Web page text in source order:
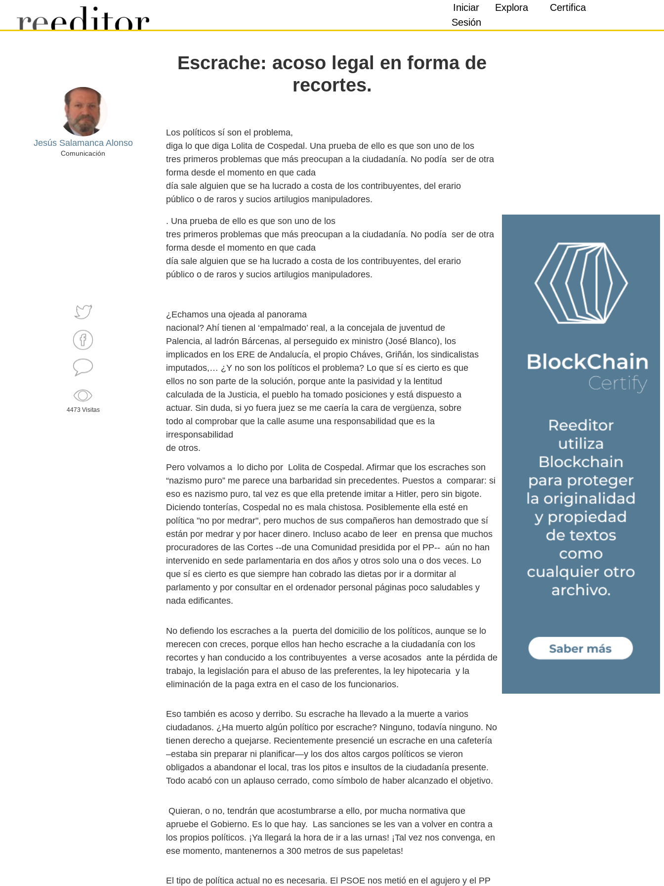
Iniciar
Sesión
Explora Certifica
Jesús Salamanca Alonso
Comunicación
Escrache: acoso legal en forma de
recortes.
Los políticos sí son el problema,
diga lo que diga Lolita de Cospedal. Una prueba de ello es que son uno de los
tres primeros problemas que más preocupan a la ciudadanía. No podía ser de otra
forma desde el momento en que cada
día sale alguien que se ha lucrado a costa de los contribuyentes, del erario
4473 Visitas
. Una prueba de ello es que son uno de los
tres primeros problemas que más preocupan a la ciudadanía. No podía ser de otra
forma desde el momento en que cada
día sale alguien que se ha lucrado a costa de los contribuyentes, del erario
público o de raros y sucios artilugios manipuladores.
¿Echamos una ojeada al panorama
nacional? Ahí tienen al ‘empalmado’ real, a la concejala de juventud de
Palencia, al ladrón Bárcenas, al perseguido ex ministro (José Blanco), los
implicados en los ERE de Andalucía, el propio Cháves, Griñán, los sindicalistas
imputados,… ¿Y no son los políticos el problema? Lo que sí es cierto es que
ellos no son parte de la solución, porque ante la pasividad y la lentitud
calculada de la Justicia, el pueblo ha tomado posiciones y está dispuesto a
actuar. Sin duda, si yo fuera juez se me caería la cara de vergüenza, sobre
todo al comprobar que la calle asume una responsabilidad que es la
irresponsabilidad
de otros.
Pero volvamos a lo dicho por Lolita de Cospedal. Afirmar que los escraches son
“nazismo puro” me parece una barbaridad sin precedentes. Puestos a comparar: si
eso es nazismo puro, tal vez es que ella pretende imitar a Hitler, pero sin bigote.
Diciendo tonterías, Cospedal no es mala chistosa. Posiblemente ella esté en
política "no por medrar", pero muchos de sus compañeros han demostrado que sí
están por medrar y por hacer dinero. Incluso acabo de leer en prensa que muchos
procuradores de las Cortes --de una Comunidad presidida por el PP-- aún no han
intervenido en sede parlamentaria en dos años y otros solo una o dos veces. Lo
que sí es cierto es que siempre han cobrado las dietas por ir a dormitar al
parlamento y por consultar en el ordenador personal páginas poco saludables y
nada edificantes.
No defiendo los escraches a la puerta del domicilio de los políticos, aunque se lo
merecen con creces, porque ellos han hecho escrache a la ciudadanía con los
recortes y han conducido a los contribuyentes a verse acosados ante la pérdida de
trabajo, la legislación para el abuso de las preferentes, la ley hipotecaria y la
eliminación de la paga extra en el caso de los funcionarios.
Eso también es acoso y derribo. Su escrache ha llevado a la muerte a varios
ciudadanos. ¿Ha muerto algún político por escrache? Ninguno, todavía ninguno. No
tienen derecho a quejarse. Recientemente presencié un escrache en una cafetería
–estaba sin preparar ni planificar—y los dos altos cargos políticos se vieron
obligados a abandonar el local, tras los pitos e insultos de la ciudadanía presente.
Todo acabó con un aplauso cerrado, como símbolo de haber alcanzado el objetivo.
Quieran, o no, tendrán que acostumbrarse a ello, por mucha normativa que
apruebe el Gobierno. Es lo que hay. Las sanciones se les van a volver en contra a
los propios políticos. ¡Ya llegará la hora de ir a las urnas! ¡Tal vez nos convenga, en
ese momento, mantenernos a 300 metros de sus papeletas!
El tipo de política actual no es necesaria. El PSOE nos metió en el agujero y el PP